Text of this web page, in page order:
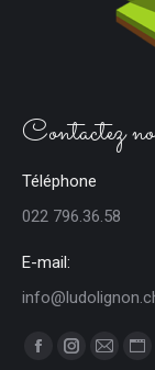
Contactez
Téléphone
022 796.36.58
E-mail:
Trouvez nous sur :
Facebook
Instagram
E-
Site